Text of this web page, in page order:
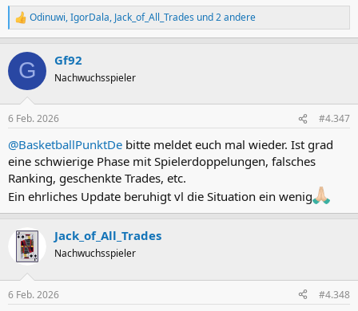
R
e
k
i
e
:
Odinuwi,IgorDala, Jack_of_All_Trades und 2 andere
G Gf92
Nachwuchsspieler
6 Feb. 2026 #4.347
@BasketballPunktDe bitte meldet euch mal wieder. Ist grad
eine schwierige Phase mit Spielerdoppelungen, falsches
Ranking, geschenkte Trades, etc.
Ein ehrliches Update beruhigt vl die Situation ein wenig
Jack_of_All_Trades
Nachwuchsspieler
6 Feb. 2026 #4.348